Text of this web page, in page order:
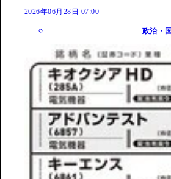
2026年06月28日 07:00
政治・